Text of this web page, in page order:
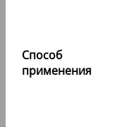
Способ
применения